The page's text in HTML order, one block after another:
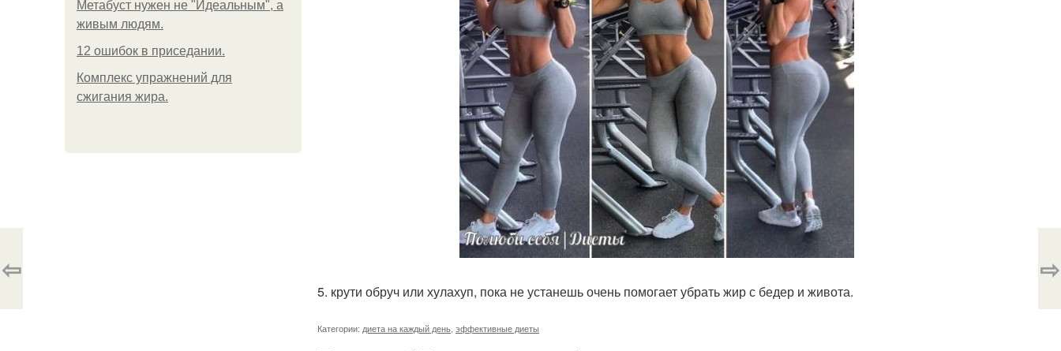
Метабуст нужен не "Идеальным", а
живым людям.
12 ошибок в приседании.
Комплекс упражнений для
сжигания жира.
5. крути обруч или хулахуп, пока не устанешь очень помогает убрать жир с бедер и живота.
Категории: диета на каждый день эффективные диеты
⇦ ⇨